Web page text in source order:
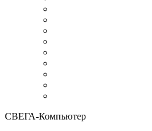
СВЕГА-Компьютер